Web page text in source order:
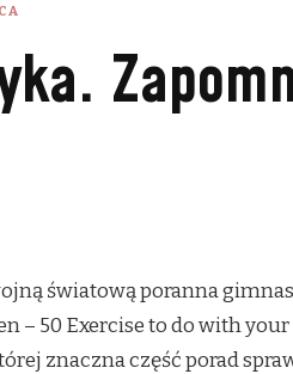
światową poranna
– 50 Exercise to do with
znaczna część porad